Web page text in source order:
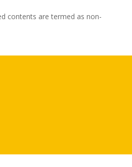
contents are termed as non-